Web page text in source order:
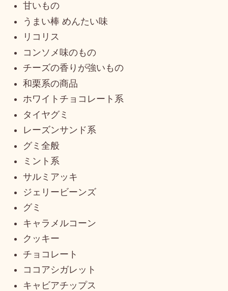
甘いもの
うまい棒 めんたい味
リコリス
コンソメ味のもの
チーズの香りが強いもの
和栗系の商品
ホワイトチョコレート系
タイヤグミ
レーズンサンド系
グミ全般
ミント系
サルミアッキ
ジェリービーンズ
グミ
キャラメルコーン
クッキー
チョコレート
ココアシガレット
キャビアチップス